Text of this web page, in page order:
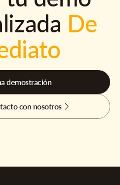
De
demostración
con nosotros